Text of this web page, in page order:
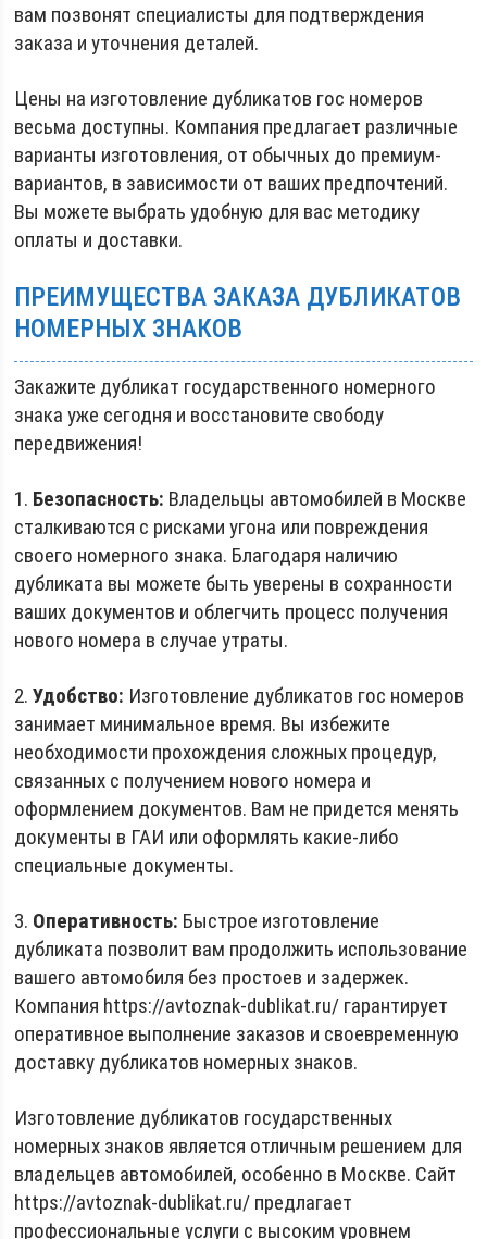
вам позвонят специалисты для подтверждения
заказа и уточнения деталей.
Цены на изготовление дубликатов гос номеров
весьма доступны. Компания предлагает различные
варианты изготовления, от обычных до премиум-
вариантов, в зависимости от ваших предпочтений.
Вы можете выбрать удобную для вас методику
оплаты и доставки.
ПРЕИМУЩЕСТВА ЗАКАЗА ДУБЛИКАТОВ
НОМЕРНЫХ ЗНАКОВ
Закажите дубликат государственного номерного
знака уже сегодня и восстановите свободу
передвижения!
1. Безопасность: Владельцы автомобилей в Москве
сталкиваются с рисками угона или повреждения
своего номерного знака. Благодаря наличию
дубликата вы можете быть уверены в сохранности
ваших документов и облегчить процесс получения
нового номера в случае утраты.
2.Удобство: Изготовление дубликатов гос номеров
занимает минимальное время. Вы избежите
необходимости прохождения сложных процедур,
связанных с получением нового номера и
оформлением документов. Вам не придется менять
документы в ГАИ или оформлять какие-либо
специальные документы.
3. Оперативность: Быстрое изготовление
дубликата позволит вам продолжить использование
вашего автомобиля без простоев и задержек.
Компания https://avtoznak-dublikat.ru/ гарантирует
оперативное выполнение заказов и своевременную
доставку дубликатов номерных знаков.
Изготовление дубликатов государственных
номерных знаков является отличным решением для
владельцев автомобилей, особенно в Москве. Сайт
https://avtoznak-dublikat.ru/ предлагает
профессиональные услуги с высоким уровнем